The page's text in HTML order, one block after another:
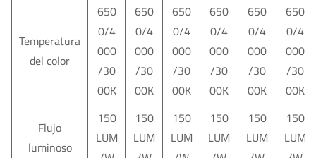
Temperatura
del color
650
0/4
000
/30
00K
650
0/4
000
/30
00K
650
0/4
000
/30
00K
650
0/4
000
/30
00K
650
0/4
000
/30
00K
650
0/4
000
/30
00K
Flujo
luminoso
150
LUM
150
LUM
150
LUM
150
LUM
150
LUM
150
LUM